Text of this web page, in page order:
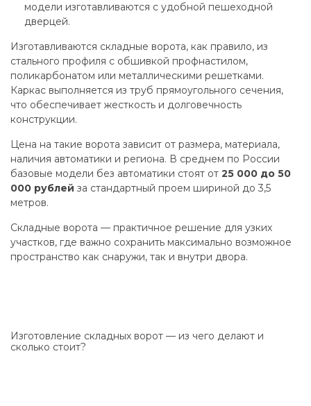
модели изготавливаются с удобной пешеходной
дверцей.
Изготавливаются складные ворота, как правило, из
стального профиля с обшивкой профнастилом,
поликарбонатом или металлическими решетками.
Каркас выполняется из труб прямоугольного сечения,
что обеспечивает жесткость и долговечность
конструкции.
Цена на такие ворота зависит от размера, материала,
наличия автоматики и региона. В среднем по России
базовые модели без автоматики стоят от 25 000 до 50
000 рублей за стандартный проем шириной до 3,5
метров.
Складные ворота — практичное решение для узких
участков, где важно сохранить максимально возможное
пространство как снаружи, так и внутри двора.
Изготовление складных ворот — из чего делают и
сколько стоит?